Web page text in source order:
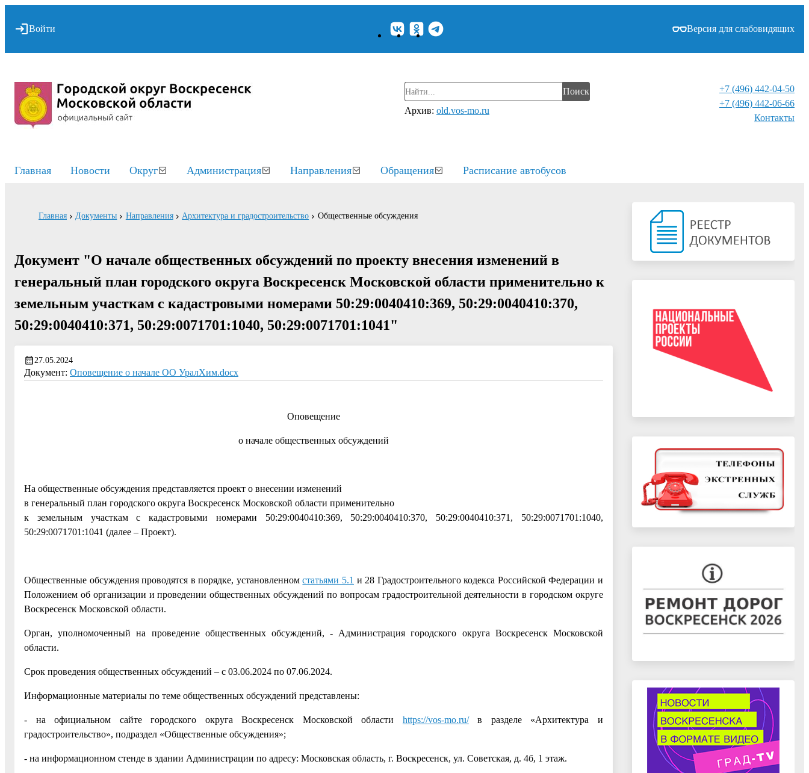
Войти Версия для слабовидящих
Поиск
Архив: old.vos-mo.ru
+7 (496) 442-04-50
+7 (496) 442-06-66
Контакты⁠
Главная Новости Округ Администрация Направления Обращения Расписание автобусов
Главная Документы Направления Архитектура и градостроительство Общественные обсуждения
Документ "О начале общественных обсуждений по проекту внесения изменений в
генеральный план городского округа Воскресенск Московской области применительно к
земельным участкам с кадастровыми номерами 50:29:0040410:369, 50:29:0040410:370,
50:29:0040410:371, 50:29:0071701:1040, 50:29:0071701:1041"
27.05.2024
Документ: Оповещение о начале ОО УралХим.docx
Оповещение
о начале общественных обсуждений
На общественные обсуждения представляется проект о внесении изменений
в генеральный план городского округа Воскресенск Московской области применительно
к земельным участкам с кадастровыми номерами 50:29:0040410:369, 50:29:0040410:370, 50:29:0040410:371, 50:29:0071701:1040,
50:29:0071701:1041 (далее – Проект).
Общественные обсуждения проводятся в порядке, установленномстатьями 5.1 и 28 Градостроительного кодекса Российской Федерации и
Положением об организации и проведении общественных обсуждений по вопросам градостроительной деятельности в городском округе
Воскресенск Московской области.
Орган, уполномоченный на проведение общественных обсуждений, - Администрация городского округа Воскресенск Московской
области.
Срок проведения общественных обсуждений – с 03.06.2024 по 07.06.2024.
Информационные материалы по теме общественных обсуждений представлены:
- на официальном сайте городского округа Воскресенск Московской области https://vos-mo.ru/в разделе «Архитектура и
градостроительство», подраздел «Общественные обсуждения»;
- на информационном стенде в здании Администрации по адресу: Московская область, г. Воскресенск, ул. Советская, д. 4б, 1 этаж.